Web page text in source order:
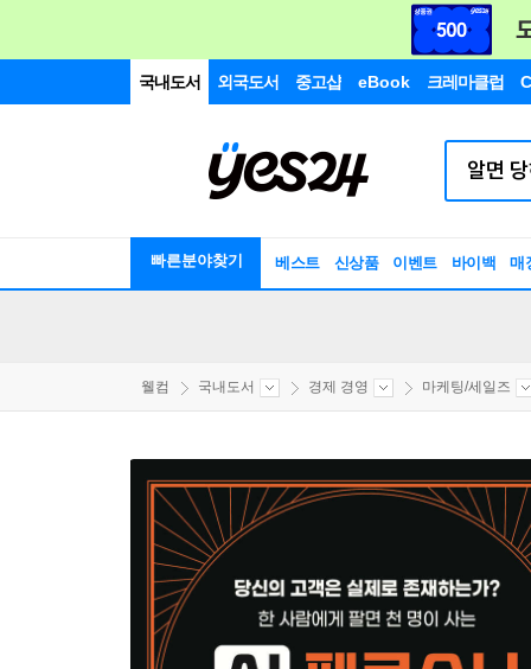
국내도서 외국도서 중고샵 eBook 크레마클럽
빠른분야찾기 베스트 신상품 이벤트 바이백 매
웰컴 국내도서 경제 경영 마케팅/세일즈